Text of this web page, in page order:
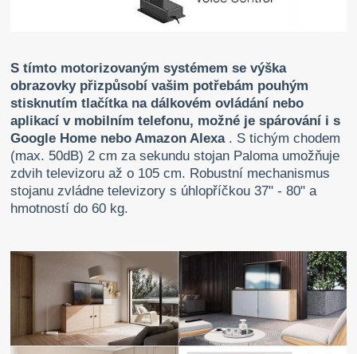
S tímto motorizovaným systémem se výška
obrazovky přizpůsobí vašim potřebám pouhým
stisknutím tlačítka na dálkovém ovládání nebo
aplikací v mobilním telefonu, možné je spárování i s
Google Home nebo Amazon Alexa . S tichým chodem
(max. 50dB) 2 cm za sekundu stojan Paloma umožňuje
zdvih televizoru až o 105 cm. Robustní mechanismus
stojanu zvládne televizory s úhlopříčkou 37" - 80" a
hmotností do 60 kg.